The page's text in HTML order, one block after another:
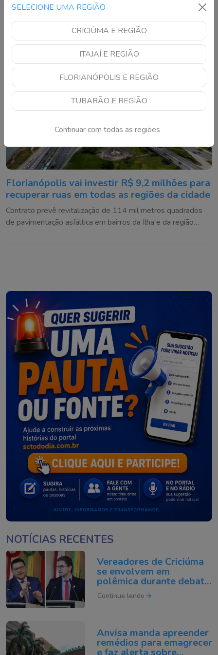
SELECIONE UMA REGIÃO
CRICIÚMA E REGIÃO
ITAJAÍ E REGIÃO
FLORIANÓPOLIS E REGIÃO
TUBARÃO E REGIÃO
Continuar com todas as regiões
conversas
Florianópolis vai investir R$ 9,2 milhões para
recuperar ruas em todas as regiões da cidade
Contrato prevê revitalização de 114 mil metros quadrados
de pavimentação asfáltica em bairros da Ilha e da região
NOTÍCIAS RECENTES
Vereadores de Criciúma
se envolvem em
polêmica durante debate
na Câmara
Continue lendo
Anvisa manda apreender
remédios para emagrecer